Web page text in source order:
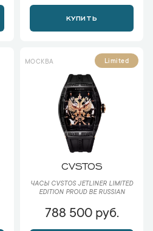
КУПИТЬ
МОСКВА Limited
CVSTOS
ЧАСЫ CVSTOS JETLINER LIMITED
EDITION PROUD BE RUSSIAN
788 500 руб.